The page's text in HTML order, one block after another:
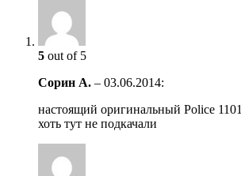
5 out of 5
Сорин А. – 03.06.2014:
настоящий оригинальный Police 1101
хоть тут не подкачали